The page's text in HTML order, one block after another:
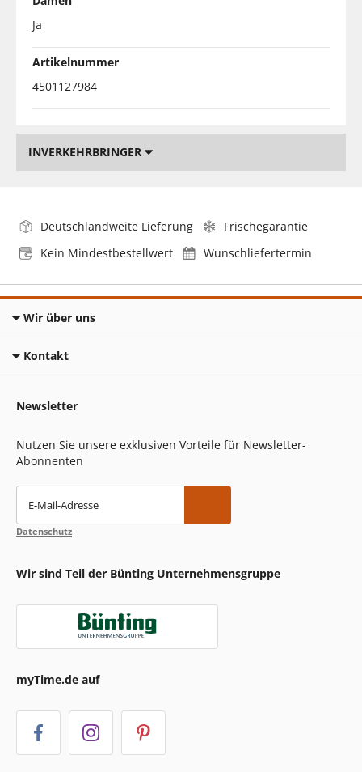
Ja
Artikelnummer
4501127984
INVERKEHRBRINGER
Deutschlandweite Lieferung
Frischegarantie
Kein Mindestbestellwert
Wunschliefertermin
Wir über uns
Kontakt
Newsletter
Nutzen Sie unsere exklusiven Vorteile für Newsletter-
Abonnenten
E-Mail-Adresse
Datenschutz
Wir sind Teil der Bünting Unternehmensgruppe
myTime.de auf